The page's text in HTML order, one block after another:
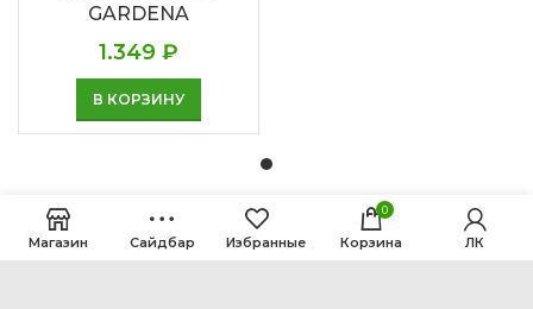
GARDENA
1.349 ₽
В КОРЗИНУ
Магазин Сайдбар Избранные
0
Корзина ЛК